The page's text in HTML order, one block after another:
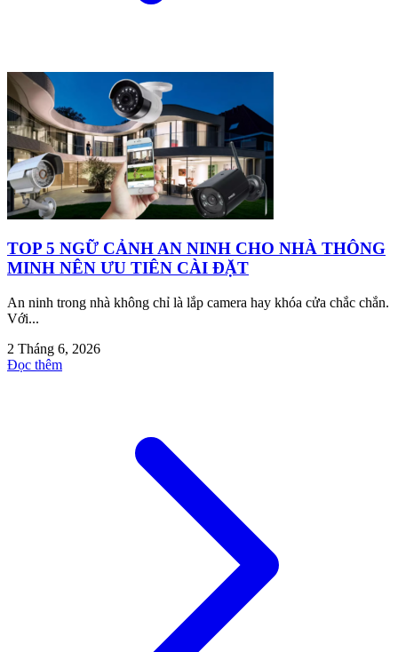
TOP 5 NGỮ CẢNH AN NINH CHO NHÀ THÔNG
MINH NÊN ƯU TIÊN CÀI ĐẶT
An ninh trong nhà không chỉ là lắp camera hay khóa cửa chắc chắn.
Với...
2 Tháng 6, 2026
Đọc thêm